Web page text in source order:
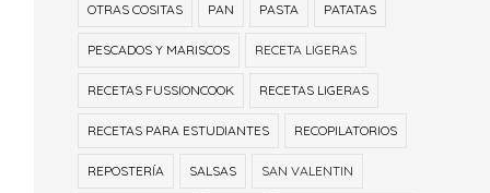
OTRAS COSITAS PAN PASTA PATATAS
PESCADOS Y MARISCOS RECETA LIGERAS
RECETAS FUSSIONCOOK RECETAS LIGERAS
RECETAS PARA ESTUDIANTES RECOPILATORIOS
REPOSTERÍA SALSAS SAN VALENTIN